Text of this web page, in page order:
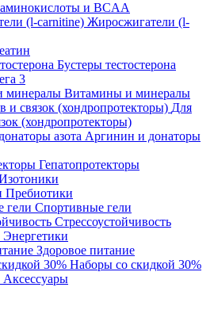
и BCAA
Жиросжигатели (l-
Бустеры тестостерона
3
Витамины и минералы
Для
(хондропротекторы)
Аргинин и донаторы
Гепатопротекторы
Пребиотики
Спортивные гели
Стрессоустойчивость
Энергетики
Здоровое питание
Наборы со скидкой 30%
Аксессуары